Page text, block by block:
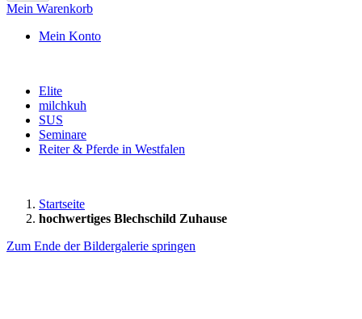
Mein Warenkorb
Mein Konto
Elite
milchkuh
SUS
Seminare
Reiter & Pferde in Westfalen
Startseite
hochwertiges Blechschild Zuhause
Zum Ende der Bildergalerie springen